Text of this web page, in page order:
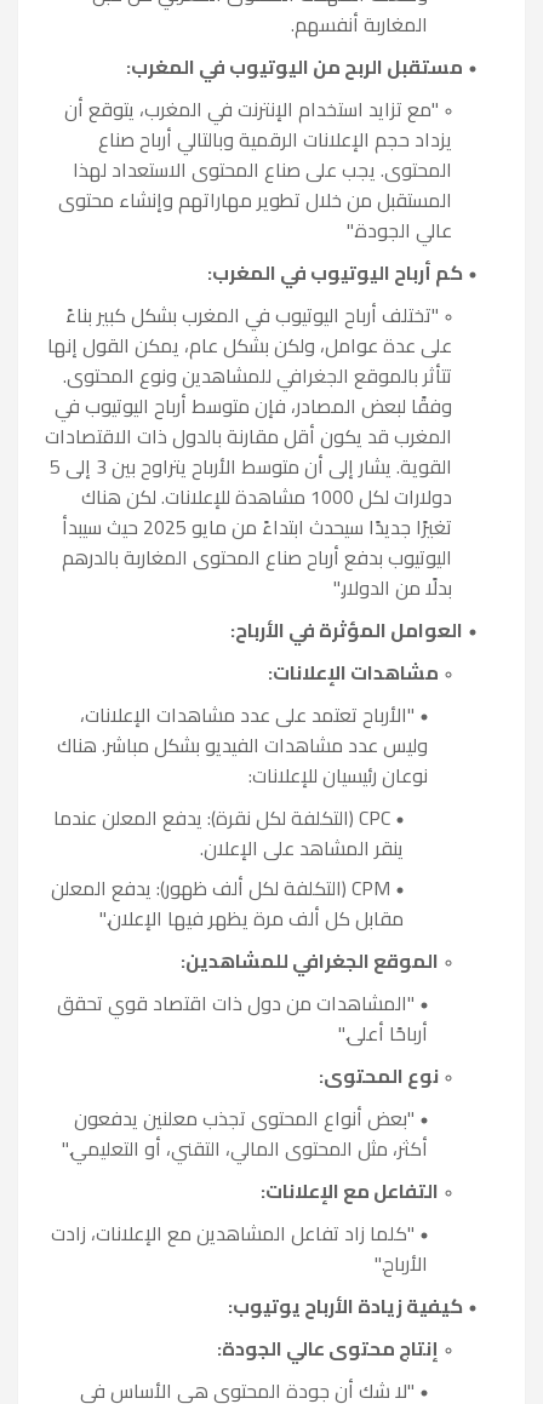
المغاربة أنفسهم.
مستقبل الربح من اليوتيوب في المغرب:
"مع تزايد استخدام الإنترنت في المغرب، يتوقع أن
يزداد حجم الإعلانات الرقمية وبالتالي أرباح صناع
المحتوى. يجب على صناع المحتوى الاستعداد لهذا
المستقبل من خلال تطوير مهاراتهم وإنشاء محتوى
عالي الجودة."
كم أرباح اليوتيوب في المغرب:
"تختلف أرباح اليوتيوب في المغرب بشكل كبير بناءً
على عدة عوامل، ولكن بشكل عام، يمكن القول إنها
تتأثر بالموقع الجغرافي للمشاهدين ونوع المحتوى.
وفقًا لبعض المصادر، فإن متوسط أرباح اليوتيوب في
المغرب قد يكون أقل مقارنة بالدول ذات الاقتصادات
القوية. يشار إلى أن متوسط الأرباح يتراوح بين 3 إلى 5
دولارات لكل 1000 مشاهدة للإعلانات. لكن هناك
تغيرًا جديدًا سيحدث ابتداءً من مايو 2025 حيث سيبدأ
اليوتيوب بدفع أرباح صناع المحتوى المغاربة بالدرهم
بدلًا من الدولار."
العوامل المؤثرة في الأرباح:
مشاهدات الإعلانات:
"الأرباح تعتمد على عدد مشاهدات الإعلانات،
وليس عدد مشاهدات الفيديو بشكل مباشر. هناك
نوعان رئيسيان للإعلانات:
CPC (التكلفة لكل نقرة): يدفع المعلن عندما
ينقر المشاهد على الإعلان.
CPM (التكلفة لكل ألف ظهور): يدفع المعلن
مقابل كل ألف مرة يظهر فيها الإعلان."
الموقع الجغرافي للمشاهدين:
"المشاهدات من دول ذات اقتصاد قوي تحقق
أرباحًا أعلى."
نوع المحتوى:
"بعض أنواع المحتوى تجذب معلنين يدفعون
أكثر، مثل المحتوى المالي، التقني، أو التعليمي."
التفاعل مع الإعلانات:
"كلما زاد تفاعل المشاهدين مع الإعلانات، زادت
الأرباح."
كيفية زيادة الأرباح يوتيوب:
إنتاج محتوى عالي الجودة:
"لا شك أن جودة المحتوى هي الأساس في